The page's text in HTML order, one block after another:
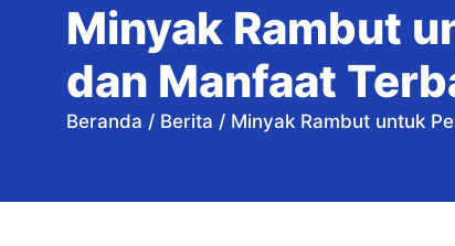
Minyak Rambut
dan Manfaat
Beranda / Berita / Minyak Rambut untuk